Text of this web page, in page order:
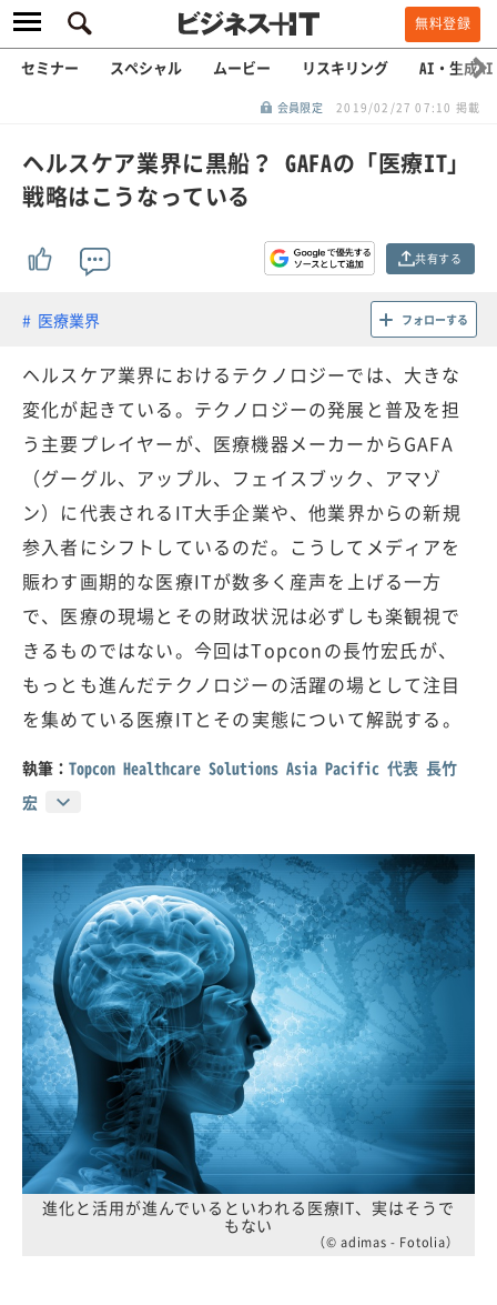
無料登録
セミナー スペシャル ムービー リスキリング AI・生成AI
会員限定 2019/02/27 07:10 掲載
ヘルスケア業界に黒船？ GAFAの「医療IT」
戦略はこうなっている
共有する
医療業界 フォローする
ヘルスケア業界におけるテクノロジーでは、大きな
変化が起きている。テクノロジーの発展と普及を担
う主要プレイヤーが、医療機器メーカーからGAFA
（グーグル、アップル、フェイスブック、アマゾ
ン）に代表されるIT大手企業や、他業界からの新規
参入者にシフトしているのだ。こうしてメディアを
賑わす画期的な医療ITが数多く産声を上げる一方
で、医療の現場とその財政状況は必ずしも楽観視で
きるものではない。今回はTopconの長竹宏氏が、
もっとも進んだテクノロジーの活躍の場として注目
を集めている医療ITとその実態について解説する。
執筆： Topcon Healthcare Solutions Asia Pacific 代表 長竹
宏
進化と活用が進んでいるといわれる医療IT、実はそうで
もない
（© adimas - Fotolia）